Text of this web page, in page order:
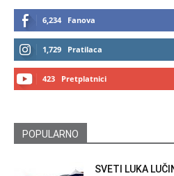
6,234 Fanova
1,729 Pratilaca
423 Pretplatnici
POPULARNO
SVETI LUKA